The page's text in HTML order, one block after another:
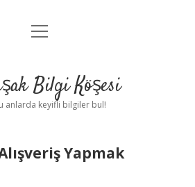
Anasayfa
Yasal Uyarı
menüyü
Bilgi Köşesi
anlarda keyifli bilgiler bul!
Yapmak